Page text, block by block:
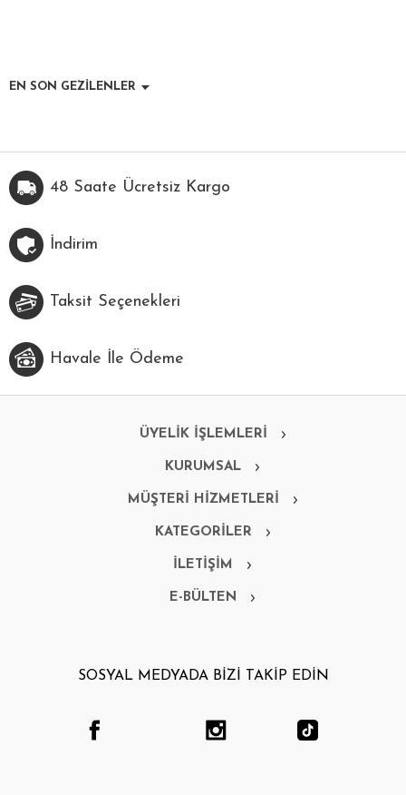
EN SON GEZİLENLER
48 Saate Ücretsiz Kargo
İndirim
Taksit Seçenekleri
Havale İle Ödeme
ÜYELİK İŞLEMLERİ
KURUMSAL
MÜŞTERİ HİZMETLERİ
KATEGORİLER
İLETİŞİM
E-BÜLTEN
SOSYAL MEDYADA BİZİ TAKİP EDİN